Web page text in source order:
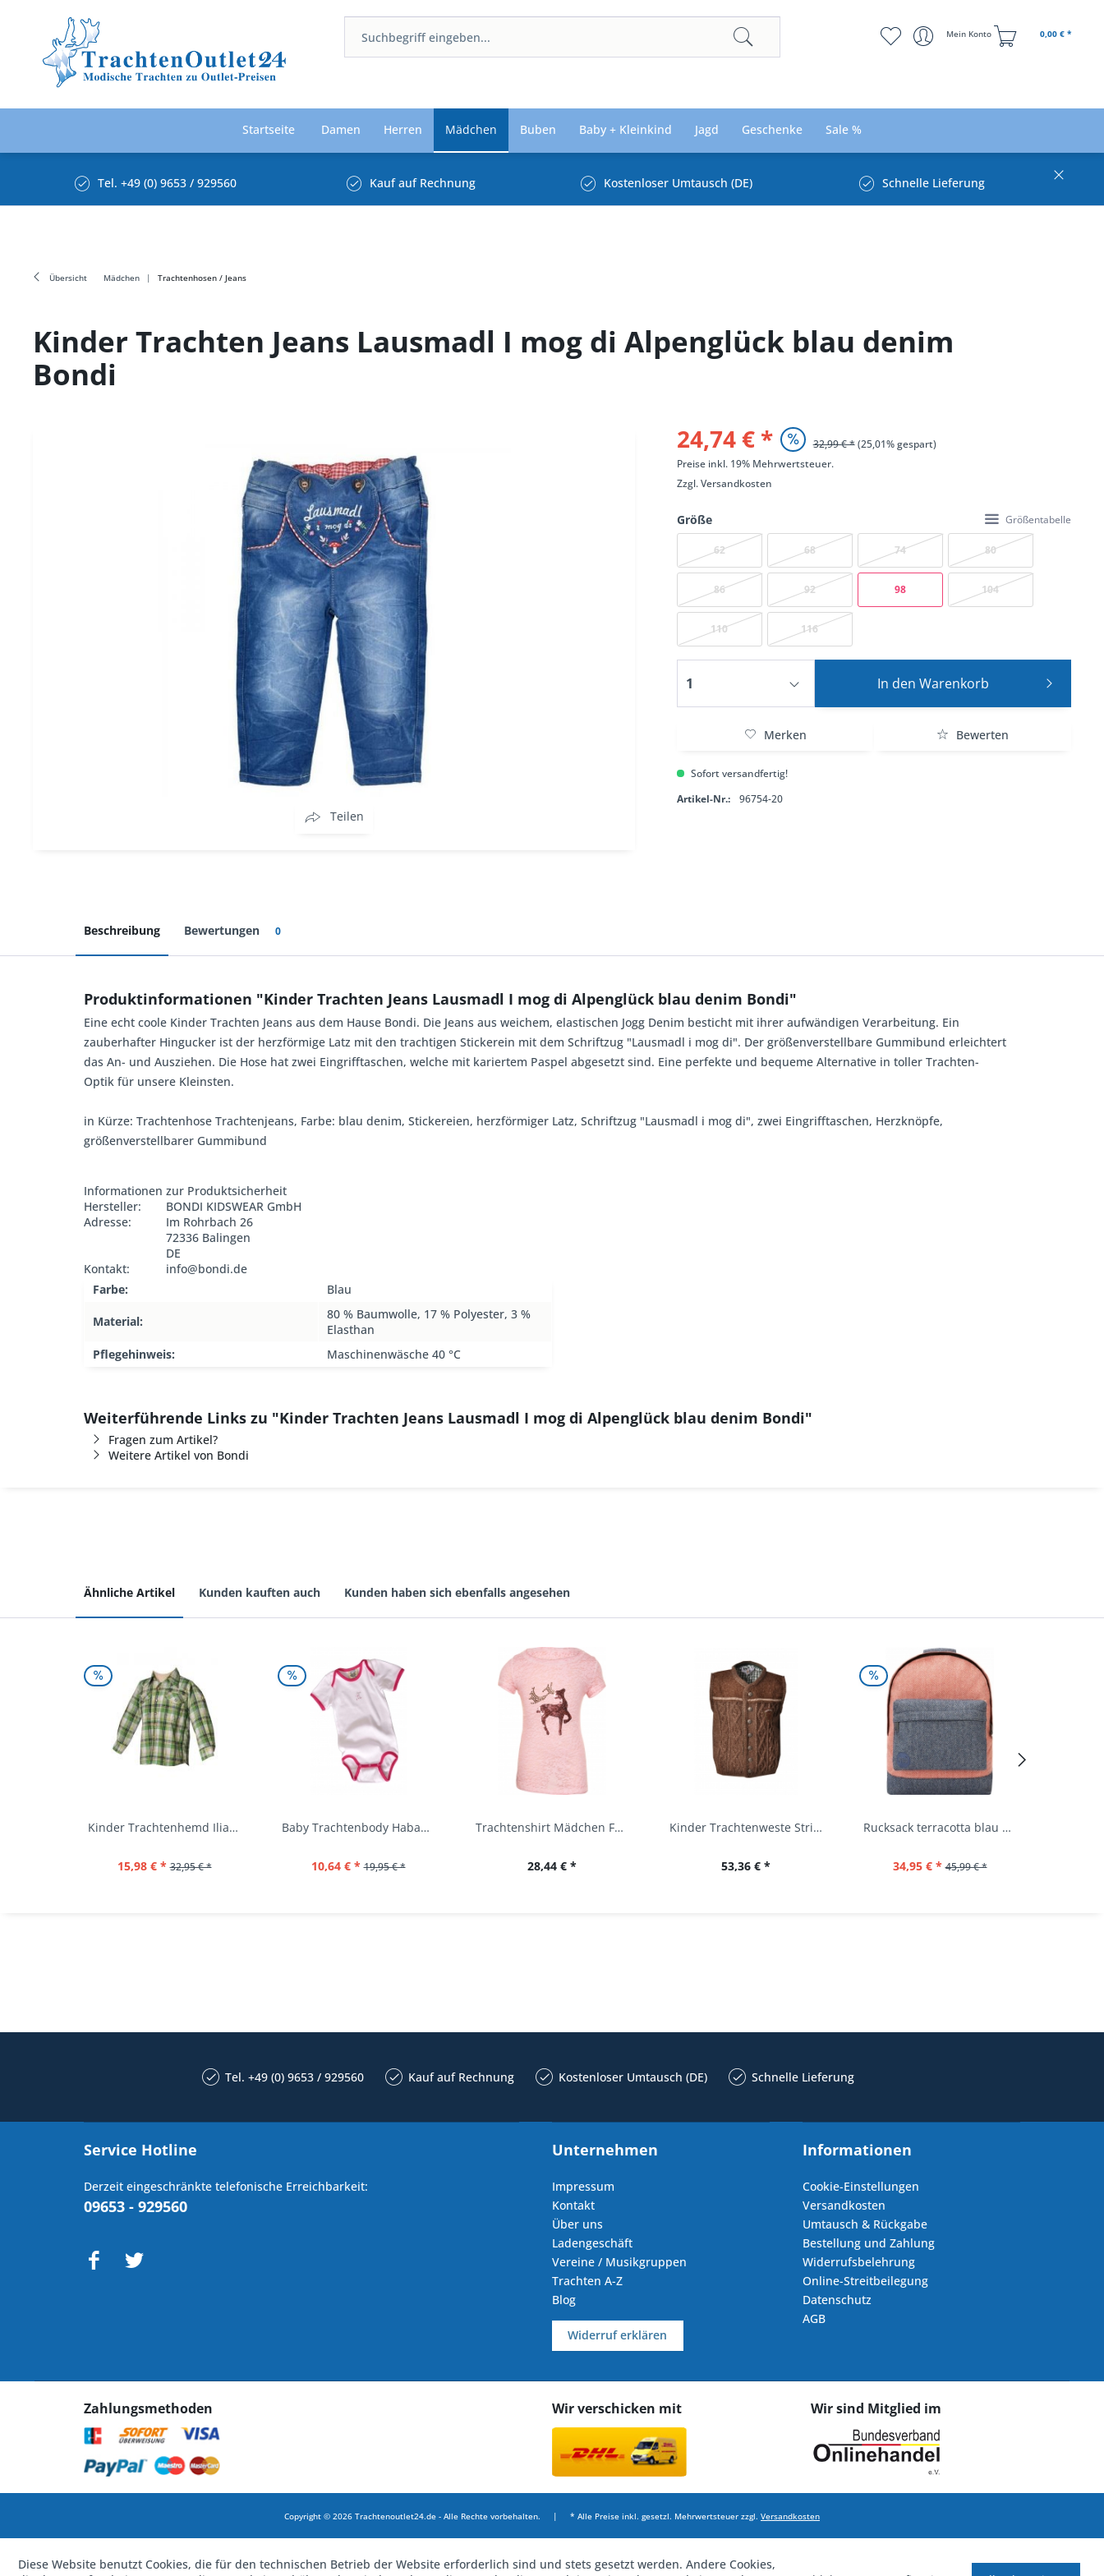
Mein Konto 0,00 € *
Startseite Damen Herren Mädchen Buben Baby + Kleinkind Jagd Geschenke Sale %
Tel. +49 (0) 9653 / 929560 Kauf auf Rechnung Kostenloser Umtausch (DE) Schnelle Lieferung
Übersicht Mädchen Trachtenhosen / Jeans
Kinder Trachten Jeans Lausmadl I mog di Alpenglück blau denim
Bondi
Teilen
24,74 € * 32,99 € *(25,01% gespart)
Preise inkl. 19% Mehrwertsteuer.
Zzgl.Versandkosten
Größe Größentabelle
62 68 74 80
86 92 98 104
110 116
In den Warenkorb
Merken Bewerten
Sofort versandfertig!
Artikel-Nr.:
96754-20
Beschreibung Bewertungen 0
Produktinformationen "Kinder Trachten Jeans Lausmadl I mog di Alpenglück blau denim Bondi"
Eine echt coole Kinder Trachten Jeans aus dem Hause Bondi. Die Jeans aus weichem, elastischen Jogg Denim besticht mit ihrer aufwändigen Verarbeitung. Ein
zauberhafter Hingucker ist der herzförmige Latz mit den trachtigen Stickerein mit dem Schriftzug "Lausmadl i mog di". Der größenverstellbare Gummibund erleichtert
das An- und Ausziehen. Die Hose hat zwei Eingrifftaschen, welche mit kariertem Paspel abgesetzt sind. Eine perfekte und bequeme Alternative in toller Trachten-
Optik für unsere Kleinsten.
in Kürze: Trachtenhose Trachtenjeans, Farbe: blau denim, Stickereien, herzförmiger Latz, Schriftzug "Lausmadl i mog di", zwei Eingrifftaschen, Herzknöpfe,
größenverstellbarer Gummibund
Informationen zur Produktsicherheit
Hersteller:
BONDI KIDSWEAR GmbH
Adresse:
Im Rohrbach 26
72336 Balingen
DE
Kontakt:
info@bondi.de
Farbe:
Blau
Material:
80 % Baumwolle, 17 % Polyester, 3 %
Elasthan
Pflegehinweis:
Maschinenwäsche 40 °C
Weiterführende Links zu "Kinder Trachten Jeans Lausmadl I mog di Alpenglück blau denim Bondi"
Fragen zum Artikel?
Weitere Artikel von Bondi
Ähnliche Artikel Kunden kauften auch Kunden haben sich ebenfalls angesehen
Kinder Trachtenhemd Ilias giftgrün langarm...
15,98 € * 32,95 € *
Baby Trachtenbody Habach weiß/pink Isar Trachten
10,64 € * 19,95 € *
Trachtenshirt Mädchen Feli Kids rosa orchidee...
28,44 € *
Kinder Trachtenweste Strickweste Schirmitz...
53,36 € *
Rucksack terracotta blau navy Mi-Pac...
34,95 € * 45,99 € *
Tel. +49 (0) 9653 / 929560 Kauf auf Rechnung Kostenloser Umtausch (DE) Schnelle Lieferung
Service Hotline
Derzeit eingeschränkte telefonische Erreichbarkeit:
09653 - 929560
Unternehmen
Impressum
Kontakt
Über uns
Ladengeschäft
Vereine / Musikgruppen
Trachten A-Z
Blog
Widerruf erklären
Informationen
Cookie-Einstellungen
Versandkosten
Umtausch & Rückgabe
Bestellung und Zahlung
Widerrufsbelehrung
Online-Streitbeilegung
Datenschutz
AGB
Zahlungsmethoden Wir verschicken mit Wir sind Mitglied im
Copyright © 2026 Trachtenoutlet24.de - Alle Rechte vorbehalten. | * Alle Preise inkl. gesetzl. Mehrwertsteuer zzgl. Versandkosten
Diese Website benutzt Cookies, die für den technischen Betrieb der Website erforderlich sind und stets gesetzt werden. Andere Cookies,